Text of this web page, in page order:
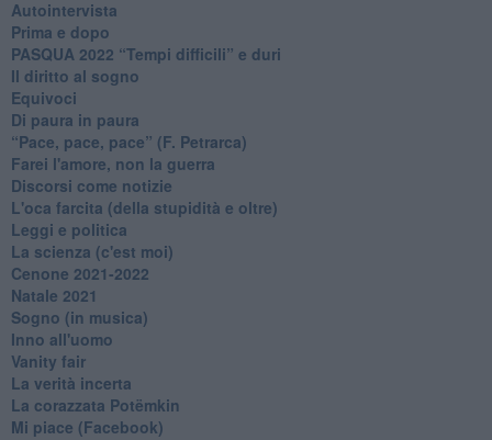
Autointervista
Prima e dopo
​PASQUA 2022 “Tempi difficili” e duri
Il diritto al sogno
Equivoci
Di paura in paura
​“Pace, pace, pace” (F. Petrarca)
Farei l'amore, non la guerra
Discorsi come notizie
L'oca farcita (della stupidità e oltre)
Leggi e politica
La scienza (c'est moi)
Cenone 2021-2022
Natale 2021
Sogno (in musica)
Inno all'uomo
Vanity fair
La verità incerta
La corazzata Potëmkin
Mi piace (Facebook)